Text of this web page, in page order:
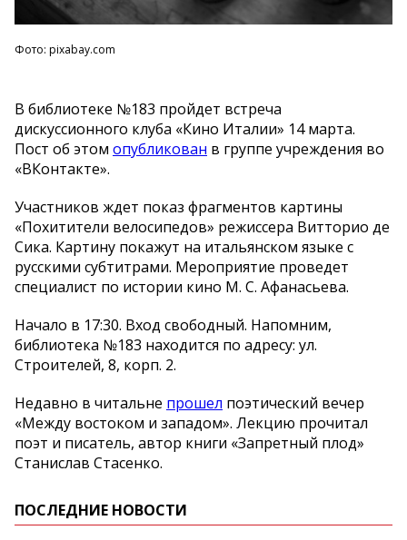
Фото: pixabay.com
В библиотеке №183 пройдет встреча
дискуссионного клуба «Кино Италии» 14 марта.
Пост об этом опубликован в группе учреждения во
«ВКонтакте».
Участников ждет показ фрагментов картины
«Похитители велосипедов» режиссера Витторио де
Сика. Картину покажут на итальянском языке с
русскими субтитрами. Мероприятие проведет
специалист по истории кино М. С. Афанасьева.
Начало в 17:30. Вход свободный. Напомним,
библиотека №183 находится по адресу: ул.
Строителей, 8, корп. 2.
Недавно в читальне прошел поэтический вечер
«Между востоком и западом». Лекцию прочитал
поэт и писатель, автор книги «Запретный плод»
Станислав Стасенко.
ПОСЛЕДНИЕ НОВОСТИ